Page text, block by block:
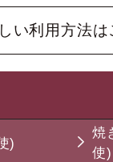
い利用方法は
)
焼
使)